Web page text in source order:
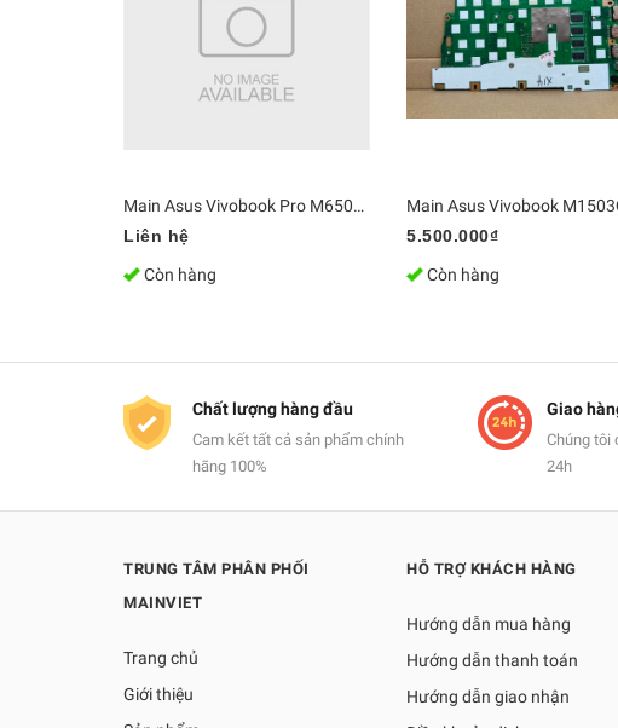
Main Asus Vivobook Pro M6500QC Ryzen 5 5600H GeForce RTX 3050 4GB/
Liên hệ
Còn hàng
5.500.000₫
Còn hàng
Chất lượng hàng đầu
Cam kết tất cả sản phẩm chính
hãng 100%
Giao
Chúng tôi
24h
TRUNG TÂM PHÂN PHỐI
MAINVIET
Trang chủ
Giới thiệu
HỖ TRỢ KHÁCH HÀNG
Hướng dẫn mua hàng
Hướng dẫn thanh toán
Hướng dẫn giao nhận